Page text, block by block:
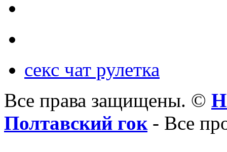
секс чат рулетка
Все права защищены. ©
Полтавский гок- Все